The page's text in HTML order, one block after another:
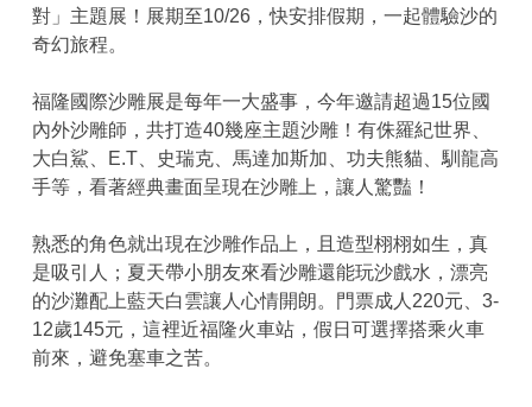
對」主題展！展期至10/26，快安排假期，一起體驗沙的
奇幻旅程。
福隆國際沙雕展是每年一大盛事，今年邀請超過15位國
內外沙雕師，共打造40幾座主題沙雕！有侏羅紀世界、
大白鯊、E.T、史瑞克、馬達加斯加、功夫熊貓、馴龍高
手等，看著經典畫面呈現在沙雕上，讓人驚豔！
熟悉的角色就出現在沙雕作品上，且造型栩栩如生，真
是吸引人；夏天帶小朋友來看沙雕還能玩沙戲水，漂亮
的沙灘配上藍天白雲讓人心情開朗。門票成人220元、3-
12歲145元，這裡近福隆火車站，假日可選擇搭乘火車
前來，避免塞車之苦。